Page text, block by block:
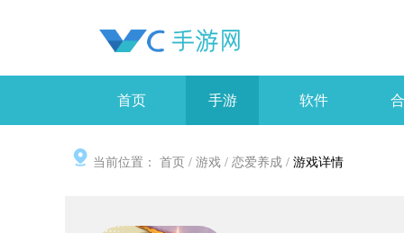
首页 手游 软件
当前位置： 首页 / 游戏 / 恋爱养成 / 游戏详情